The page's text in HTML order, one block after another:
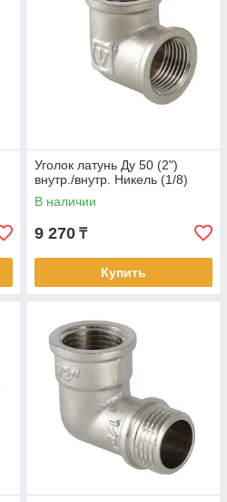
Уголок латунь Ду 50 (2")
внутр./внутр. Никель (1/8)
В наличии
9 270 ₸
Купить